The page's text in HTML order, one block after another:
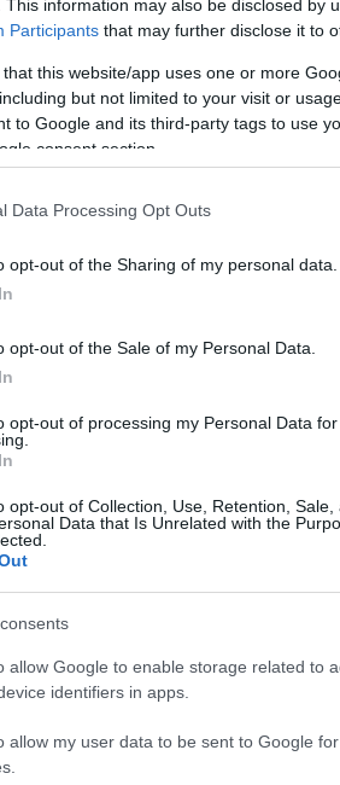
This information may also be disclosed by
Participants that may further disclose it to
that this website/app uses one or more
but not limited to your visit or
to Google and its third-party tags to use
consent section.
Data Processing Opt Outs
opt-out of the Sharing of my personal data.
opt-out of the Sale of my Personal Data.
opt-out of processing my Personal Data for
opt-out of Collection, Use, Retention, Sale,
Data that Is Unrelated with the
allow Google to enable storage related to
identifiers in apps.
allow my user data to be sent to Google
in provincia di Sassari e in
dove l’età media è di
è più alto, con la provincia di
il diploma di istruzione
alto nei territori che ospitano
di secondo livello) sono il
il grado d’istruzione terziario
regionale, raggiungendo quasi
delle altre province, invece,
un titolo terziario: su
59,4 sono donne e
di 9 anni e oltre, rispetto
femminile resta maggioritaria
(54%), arrivando al 61,6%
conseguito alcun titolo di studio.
in corrispondenza del
o di qualifica professionale
maschile in
rispettivi totali per genere nella
femminile.